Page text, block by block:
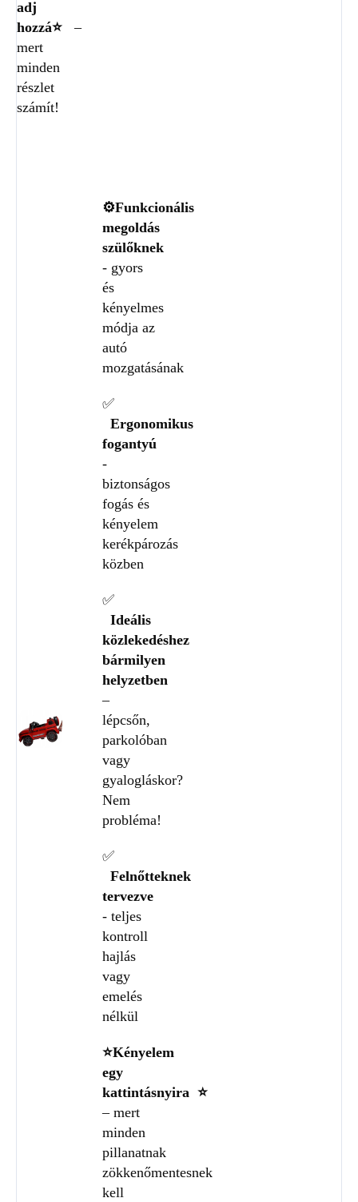
adj
hozzá⭐
–
mert
minden
részlet
számít!
⚙️Funkcionális
megoldás
szülőknek
- gyors
és
kényelmes
módja az
autó
mozgatásának
✅
Ergonomikus
fogantyú
-
biztonságos
fogás és
kényelem
kerékpározás
közben
✅
Ideális
közlekedéshez
bármilyen
helyzetben
–
lépcsőn,
parkolóban
vagy
gyalogláskor?
Nem
probléma!
✅
Felnőtteknek
tervezve
- teljes
kontroll
hajlás
vagy
emelés
nélkül
⭐Kényelem
egy
kattintásnyira ⭐
– mert
minden
pillanatnak
zökkenőmentesnek
kell